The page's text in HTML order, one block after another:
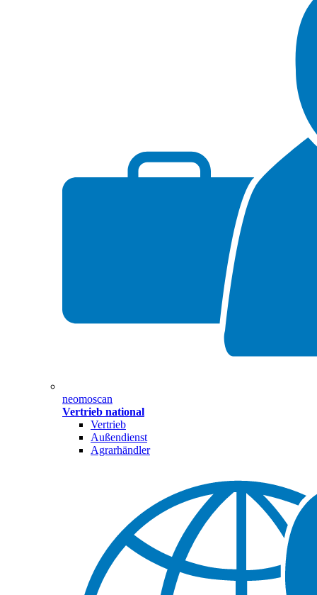
neomoscan
Vertrieb national
Vertrieb
Außendienst
Agrarhändler